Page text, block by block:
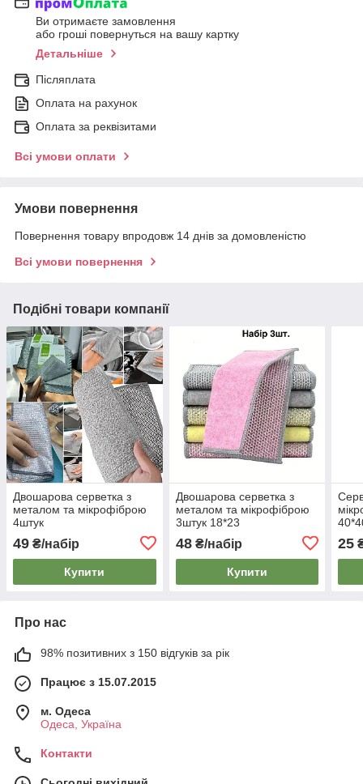
Ви отримаєте замовлення
або гроші повернуться на вашу картку
Детальніше
Післяплата
Оплата на рахунок
Оплата за реквізитами
Всі умови оплати
Умови повернення
Повернення товару впродовж 14 днів за домовленістю
Всі умови повернення
Подібні товари компанії
Двошарова серветка з
металом та мікрофіброю
4штук
49 ₴/набір
Купити
Двошарова серветка з
металом та мікрофіброю
3штук 18*23
48₴/набір
Купити
25
Про нас
98% позитивних з 150 відгуків за рік
Працює з 15.07.2015
м. Одеса
Одеса, Україна
Контакти